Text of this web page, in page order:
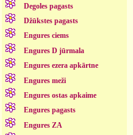
Degoles pagasts
Džūkstes pagasts
Engures ciems
Engures D jūrmala
Engures ezera apkārtne
Engures meži
Engures ostas apkaime
Engures pagasts
Engures ZA